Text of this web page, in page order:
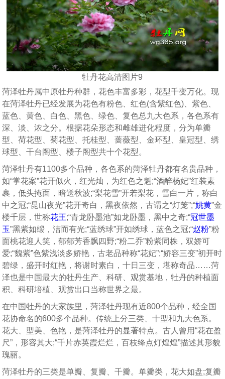
牡丹花高清图片9
菏泽牡丹属中原牡丹种群，花色丰富多彩，花型千变万化。现
在菏泽牡丹已经发展为花色有粉色、红色(含紫红色)、紫色、
蓝色、黄色、白色、黑色、绿色、复色总九大色系，各色系有
深、淡、浓之分。根据花朵形态和雌雄进化程度，分为单瓣
型、荷花型、菊花型、托桂型、蔷薇型、金环型、皇冠型、绣
球型、干台阁型、楼子阁型共十个花型。
菏泽牡丹有1100多个品种，各色系的菏泽牡丹都有名贵品种，
如“掌花案”花开似火，红光灿，为红色之魁;“酒醉杨妃”红装素
裹，低头掩面，暗送秋波;“梨花雪”开若梨花，雪白一片，称白
中之冠;“昆山夜光”花开奇白，黑夜依然，古谓之“灯笼”;“姚黄”金
楼千层，世称花王;“青龙卧墨池”如龙卧墨，黑中之奇;“冠世墨
玉”黑紫如缎，洁而有光;“蓝绣球”开如绣球，蓝色之冠;“赵粉”粉
面桃花迎人笑，郁郁芳香飘四野;“粉二乔”粉紫同株，双娇可
爱;“魏紫”色紫浅淡多娇艳，古老品种称“花妃”;“娇容三变”初开时
碧绿，盛开时红艳，将谢时素白，十日三变，堪称奇品……菏
泽也是中国最大的牡丹生产、科研、观赏基地，牡丹的种植面
积、科研培植、观赏出口当称世界之最。
在中国牡丹的大家族里，菏泽牡丹现有近800个品种，经全国
花协命名的600多个品种。传统上分三类、十型和九大色系。
花大、型美、色艳，是菏泽牡丹的显著特点。古人曾用“花在盈
尺”，形容其大;“千片赤英霞烂烂，百枝绛点灯煌煌”描述其形貌
瑰丽。
菏泽牡丹的三类是单瓣、复瓣、千瓣。单瓣类，花大如盘;复瓣